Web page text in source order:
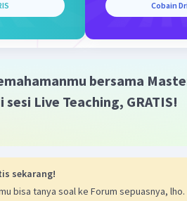
Cobain
bersama
sesi Live Teaching, GRATIS!
sekarang!
bisa tanya soal ke Forum sepuasnya, lho.